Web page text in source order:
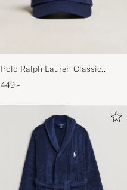
Polo Ralph Lauren Classic
Sports Cap Relay Blue
449,-